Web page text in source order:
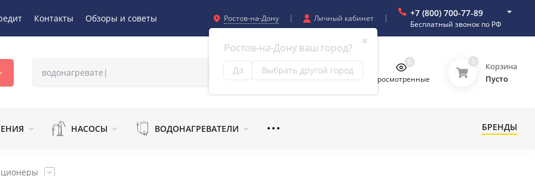
Контакты Обзоры и советы Ростов-на-Дону
✖
Ростов-на-Дону ваш город?
Да Выбрать другой город
Личный кабинет +7 (800) 700-77-89
Бесплатный звонок по РФ
Просмотренные
0 0
Корзина
Пусто
НАСОСЫ ВОДОНАГРЕВАТЕЛИ БРЕНДЫ